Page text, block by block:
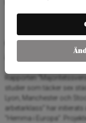
Om projektet
arbetarklass”
Rapporten
studier som täcker sex
Lyon, Manchester och
arbetarklass” har
”Hemma i Europa”.